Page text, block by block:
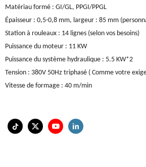
Matériau formé : GI/GL, PPGI/PPGL
Épaisseur : 0,5-0,8 mm, largeur : 85 mm
Station à rouleaux : 14 lignes (selon vos besoins)
Puissance du moteur : 11 KW
Puissance du système hydraulique : 5.5 KW*2
Tension : 380V 50Hz triphasé ( Comme votre
Vitesse de formage : 40 m/min